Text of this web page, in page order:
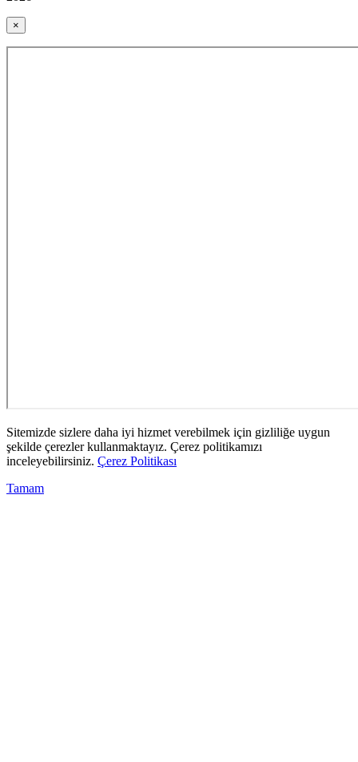
×
Sitemizde sizlere daha iyi hizmet verebilmek için gizliliğe uygun
şekilde çerezler kullanmaktayız. Çerez politikamızı
inceleyebilirsiniz. Çerez Politikası
Tamam